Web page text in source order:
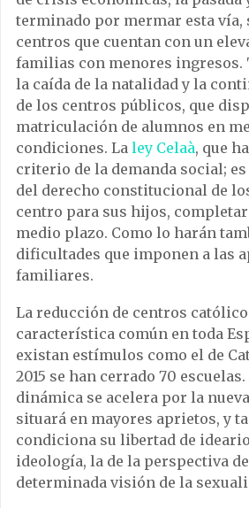
terminado por mermar esta vía,
centros que cuentan con un
familias con menores ingresos.
la caída de la natalidad y la
de los centros públicos, que
matriculación de alumnos en
condiciones. La ley Celaà, que
criterio de la demanda social;
del derecho constitucional de
centro para sus hijos,
medio plazo. Como lo harán
dificultades que imponen a las
familiares.
La reducción de centros
característica común en toda
existan estímulos como el de
2015 se han cerrado 70
dinámica se acelera por la
situará en mayores aprietos, y
condiciona su libertad de
ideología, la de la perspectiva
determinada visión de la